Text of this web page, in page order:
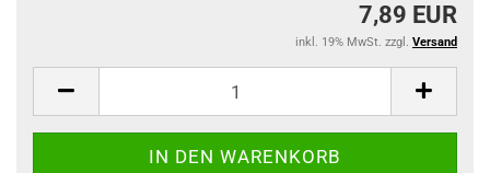
7,89 EUR
inkl. 19% MwSt. zzgl. Versand